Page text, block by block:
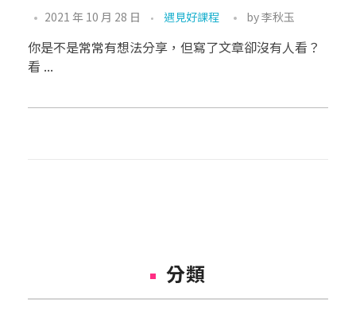
2021 年 10 月 28 日 遇見好課程 by李秋玉
你是不是常常有想法分享，但寫了文章卻沒有人看？
看 ...
分類